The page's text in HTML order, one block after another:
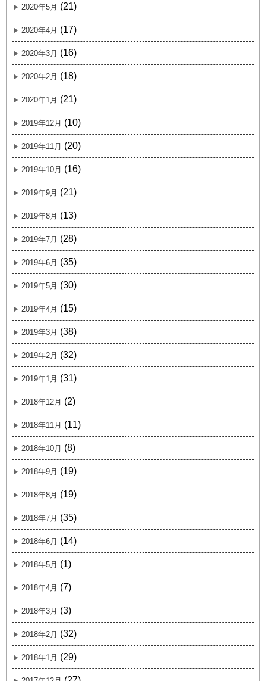
2020年5月 (21)
2020年4月 (17)
2020年3月 (16)
2020年2月 (18)
2020年1月 (21)
2019年12月 (10)
2019年11月 (20)
2019年10月 (16)
2019年9月 (21)
2019年8月 (13)
2019年7月 (28)
2019年6月 (35)
2019年5月 (30)
2019年4月 (15)
2019年3月 (38)
2019年2月 (32)
2019年1月 (31)
2018年12月 (2)
2018年11月 (11)
2018年10月 (8)
2018年9月 (19)
2018年8月 (19)
2018年7月 (35)
2018年6月 (14)
2018年5月 (1)
2018年4月 (7)
2018年3月 (3)
2018年2月 (32)
2018年1月 (29)